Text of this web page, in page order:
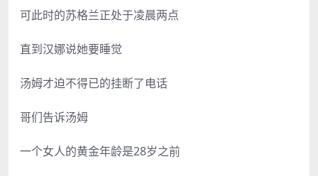
可此时的苏格兰正处于凌晨两点
直到汉娜说她要睡觉
汤姆才迫不得已的挂断了电话
哥们告诉汤姆
一个女人的黄金年龄是28岁之前